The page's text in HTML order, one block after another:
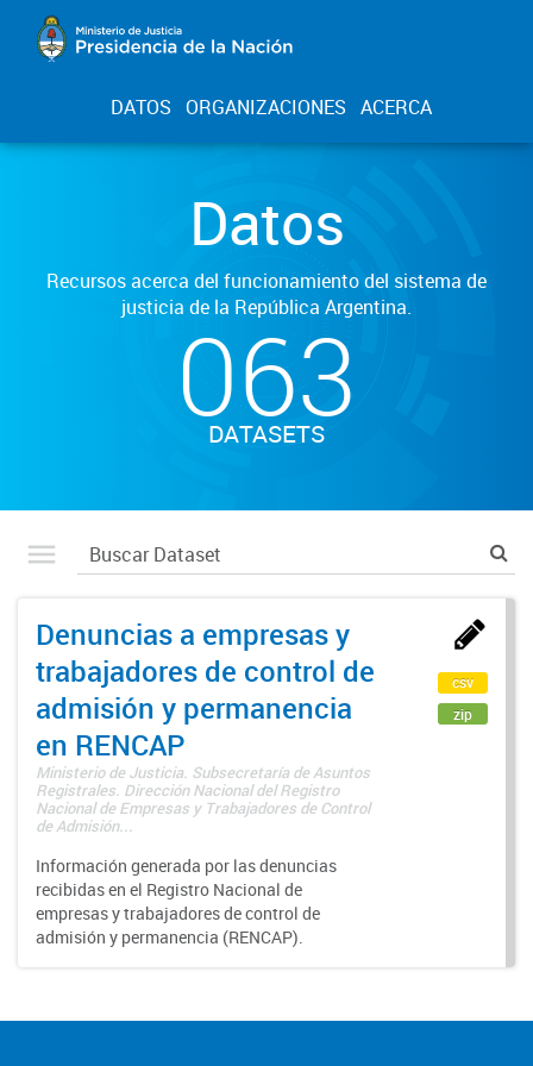
DATOS ORGANIZACIONES ACERCA
Datos
Recursos acerca del funcionamiento del sistema de
justicia de la República Argentina.
063
DATASETS
Denuncias a empresas y
trabajadores de control de
admisión y permanencia
en RENCAP
Ministerio de Justicia. Subsecretaría de Asuntos
Registrales. Dirección Nacional del Registro
Nacional de Empresas y Trabajadores de Control
de Admisión...
Información generada por las denuncias
recibidas en el Registro Nacional de
empresas y trabajadores de control de
admisión y permanencia (RENCAP).
csv
zip